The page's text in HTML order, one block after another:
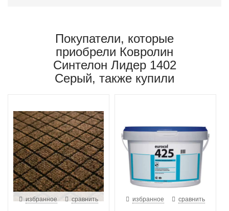
Покупатели, которые
приобрели Ковролин
Синтелон Лидер 1402
Серый, также купили
избранное сравнить избранное сравнить